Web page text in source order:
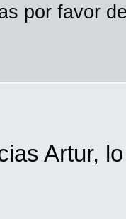
por favor
Artur,